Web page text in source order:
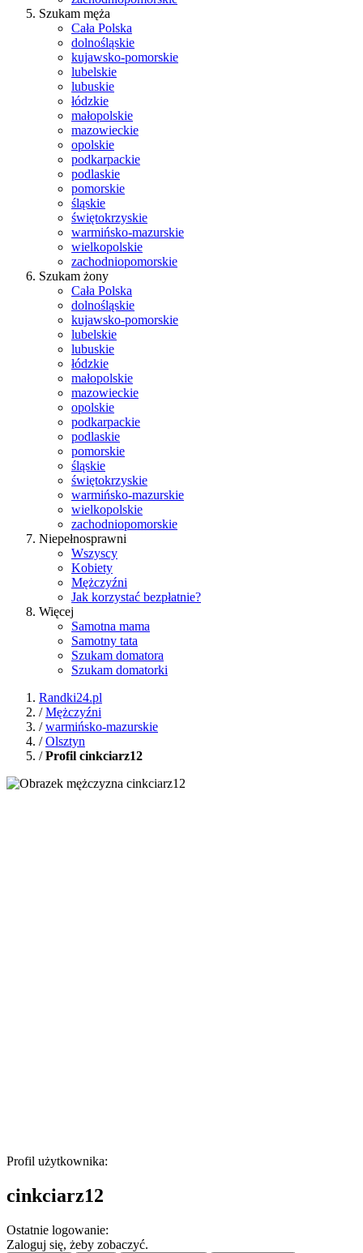
Szukam męża
Cała Polska
dolnośląskie
kujawsko-pomorskie
lubelskie
lubuskie
łódzkie
małopolskie
mazowieckie
opolskie
podkarpackie
podlaskie
pomorskie
śląskie
świętokrzyskie
warmińsko-mazurskie
wielkopolskie
zachodniopomorskie
Szukam żony
Cała Polska
dolnośląskie
kujawsko-pomorskie
lubelskie
lubuskie
łódzkie
małopolskie
mazowieckie
opolskie
podkarpackie
podlaskie
pomorskie
śląskie
świętokrzyskie
warmińsko-mazurskie
wielkopolskie
zachodniopomorskie
Niepełnosprawni
Wszyscy
Kobiety
Mężczyźni
Jak korzystać bezpłatnie?
Więcej
Samotna mama
Samotny tata
Szukam domatora
Szukam domatorki
Randki24.pl
/Mężczyźni
/warmińsko-mazurskie
/Olsztyn
/Profil cinkciarz12
Profil użytkownika:
cinkciarz12
Ostatnie logowanie:
Zaloguj się, żeby zobaczyć.